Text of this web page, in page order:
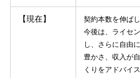
【現在】
契約本数を伸ば
今後は、ライセ
し、さらに自由
豊かさ、収入が
くりをアドバイス